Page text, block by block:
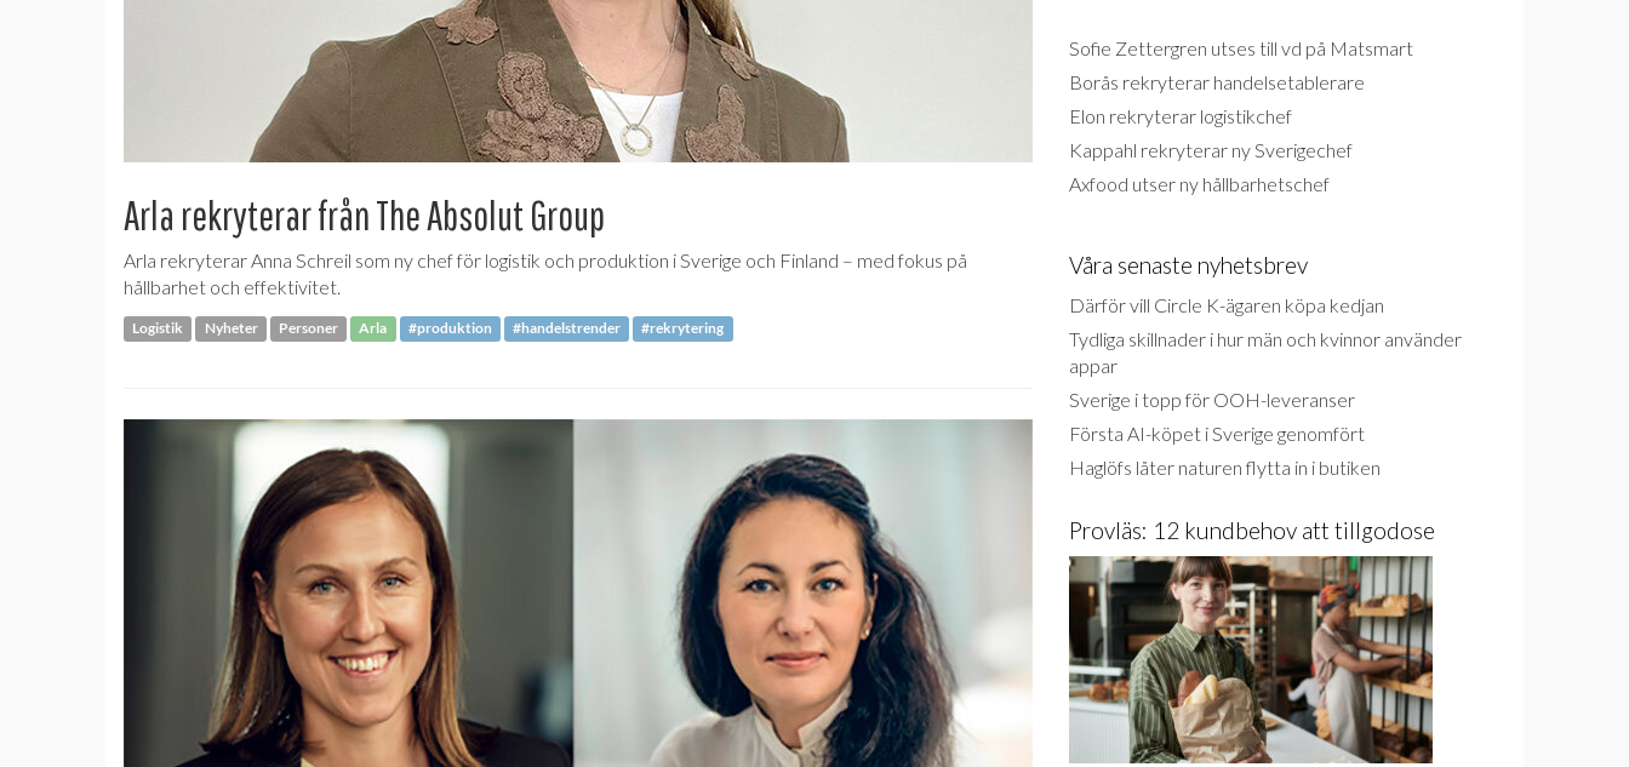
Arla rekryterar från The Absolut Group
Arla rekryterar Anna Schreil som ny chef för logistik och produktion i Sverige och Finland – med fokus på
hållbarhet och effektivitet.
Logistik Nyheter Personer Arla #produktion #handelstrender #rekrytering
Sofie Zettergren utses till vd på Matsmart
Borås rekryterar handelsetablerare
Elon rekryterar logistikchef
Kappahl rekryterar ny Sverigechef
Axfood utser ny hållbarhetschef
Våra senaste nyhetsbrev
Därför vill Circle K-ägaren köpa kedjan
Tydliga skillnader i hur män och kvinnor använder
appar
Sverige i topp för OOH-leveranser
Första AI-köpet i Sverige genomfört
Haglöfs låter naturen flytta in i butiken
Provläs: 12 kundbehov att tillgodose